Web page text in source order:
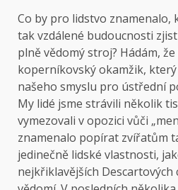
Co by pro lidstvo znamenalo,
tak vzdálené budoucnosti
plně vědomý stroj? Hádám,
koperníkovský okamžik,
našeho smyslu pro ústřední
My lidé jsme strávili několik
vymezovali v opozici vůči
znamenalo popírat zvířatům
jedinečně lidské vlastnosti,
nejkřiklavějších Descartových